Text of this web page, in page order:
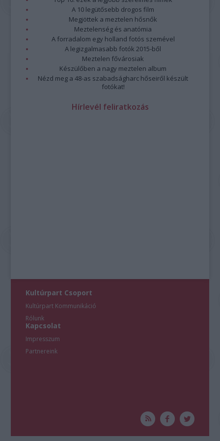
A 10 legütősebb drogos film
Megjöttek a meztelen hősnők
Meztelenség és anatómia
A forradalom egy holland fotós szemével
A legizgalmasabb fotók 2015-ből
Meztelen fővárosiak
Készülőben a nagy meztelen album
Nézd meg a 48-as szabadságharc hőseiről készült
fotókat!
Hírlevél feliratkozás
Kultúrpart Csoport
Kultúrpart Kommunikáció
Rólunk
Kapcsolat
Impresszum
Partnereink